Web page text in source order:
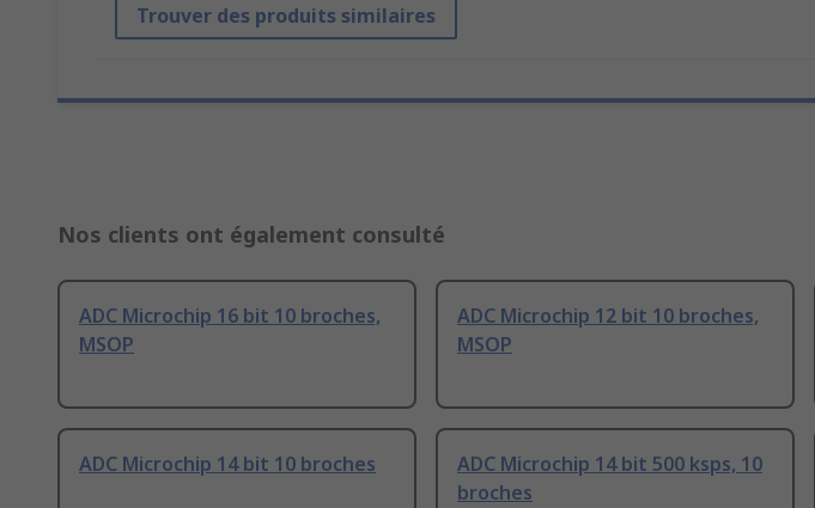
Trouver des produits similaires
Nos clients ont également consulté
ADC Microchip 16 bit 10 broches,
MSOP
ADC Microchip 12 bit 10 broches,
MSOP
ADC Microchip 14 bit 10 broches
ADC Microchip 14 bit 500 ksps, 10
broches